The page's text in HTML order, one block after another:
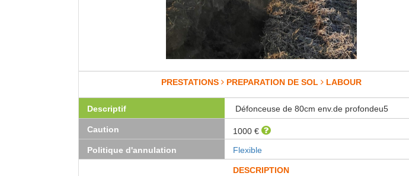
PRESTATIONS PREPARATION DE SOL LABOUR
Descriptif Défonceuse de 80cm env.de profondeu5
Caution
1000 €
Politique d'annulation
Flexible
DESCRIPTION